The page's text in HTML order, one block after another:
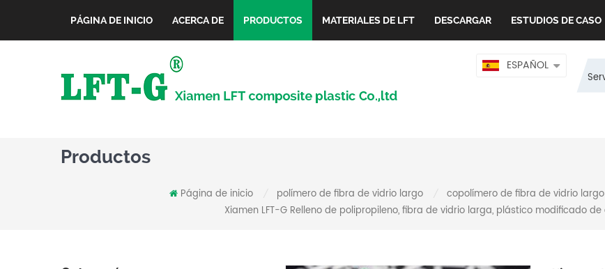
PÁGINA DE INICIO ACERCA DE PRODUCTOS MATERIALES DE LFT DESCARGAR ESTUDIOS DE CASO
ESPAÑOL
Productos
Página de inicio polímero de fibra de vidrio largo copolímero de fibra de vidrio
Xiamen LFT-G Relleno de polipropileno, fibra de vidrio larga, plástico modificado